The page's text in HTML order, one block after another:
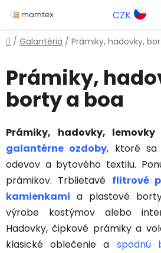
na
obsah
CZK
Domov
/ Galantéria / Prámiky, hadovky,
Prámiky,
borty a boa
Prámiky, hadovky,
galantérne ozdoby, ktoré sa
odevov a bytového textilu.
prámikov. Trblietavé flitrové
kamienkami a plastové
výrobe kostýmov alebo
Hadovky, čipkové prámiky a
klasické oblečenie a spodnú